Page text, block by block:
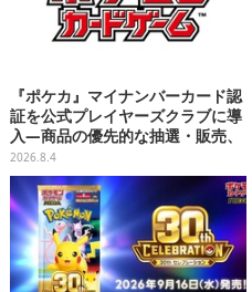
『ポケカ』マイナンバーカード認
証を公式プレイヤーズクラブに導
入―商品の優先的な抽選・販売、
公式大会への参加申し込みに活用
2026.8.4